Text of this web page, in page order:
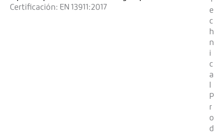
Certificación: EN 13911:2017
e
c
h
n
i
c
a
l
P
r
o
d